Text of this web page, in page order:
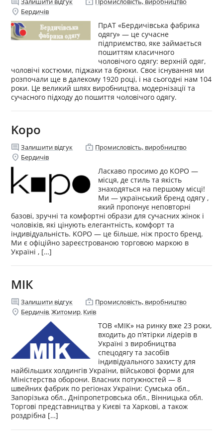
location_on Бердичів
ПрАТ «Бердичівська фабрика
одягу» — це сучасне
підприємство, яке займається
пошиттям класичного
чоловічого одягу: верхній одяг,
чоловічі костюми, піджаки та брюки. Своє існування ми
розпочали ще в далекому 1920 році, і на сьогодні нам 104
роки. Це великий шлях виробництва, модернізації та
сучасного підходу до пошиття чоловічого одягу.
Kopo
comment Залишити відгук enterprise Промисловість, виробництво
location_on Бердичів
Ласкаво просимо до KOPO —
місця, де стиль та якість
знаходяться на першому місці!
Ми — український бренд одягу ,
який пропонує неповторні
базові, зручні та комфортні образи для сучасних жінок і
чоловіків, які цінують елегантність, комфорт та
індивідуальність. KOPO — це більше, ніж просто бренд.
Ми є офіційно зареєстрованою торговою маркою в
Україні , […]
МІК
comment Залишити відгук enterprise Промисловість, виробництво
location_on Бердичів,Житомир, Київ
ТОВ «МІК» на ринку вже 23 роки,
входить до п’ятірки лідерів в
Україні з виробництва
спецодягу та засобів
індивідуального захисту для
найбільших холдингів України, військової форми для
Міністерства оборони. Власних потужностей — 8
швейних фабрик по регіонах України: Сумська обл.,
Запорізька обл., Дніпропетровська обл., Вінницька обл.
Торгові представництва у Києві та Харкові, а також
роздрібна […]